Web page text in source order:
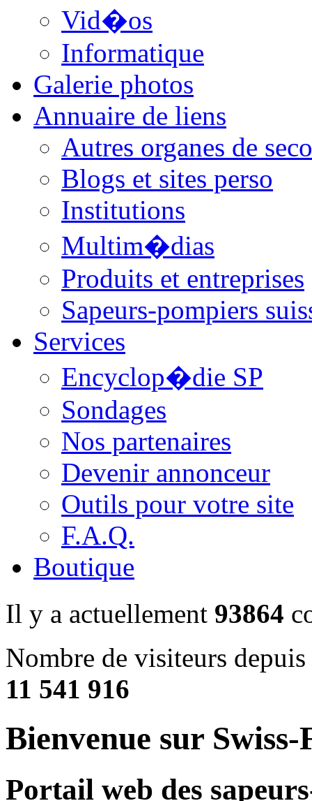
Vid�os
Informatique
Galerie photos
Annuaire de liens
Autres organes de
Blogs et sites perso
Institutions
Multim�dias
Produits et entreprises
Sapeurs-pompiers
Services
Encyclop�die SP
Sondages
Nos partenaires
Devenir annonceur
Outils pour votre site
F.A.Q.
Boutique
Il y a actuellement 93864
Nombre de visiteurs
11 541 916
Bienvenue sur
Portail web des